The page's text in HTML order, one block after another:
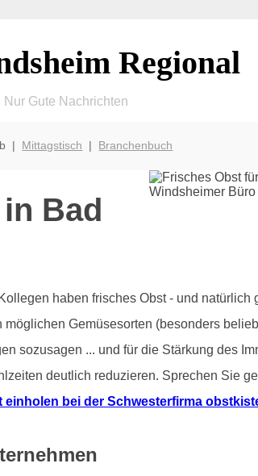
Regional
Nur Gute Nachrichten
| Mittagstisch | Branchenbuch
Bad
haben frisches Obst - und natürlich
Gemüsesorten (besonders
sozusagen ... und für die Stärkung des
deutlich reduzieren. Sprechen Sie
einholen bei der Schwesterfirma